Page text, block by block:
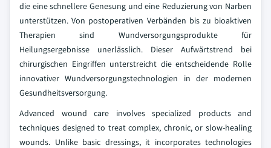
die eine schnellere Genesung und eine Reduzierung von Narben
unterstützen. Von postoperativen Verbänden bis zu bioaktiven
Therapien sind Wundversorgungsprodukte für
Heilungsergebnisse unerlässlich. Dieser Aufwärtstrend bei
chirurgischen Eingriffen unterstreicht die entscheidende Rolle
innovativer Wundversorgungstechnologien in der modernen
Gesundheitsversorgung.
Advanced wound care involves specialized products and
techniques designed to treat complex, chronic, or slow-healing
wounds. Unlike basic dressings, it incorporates technologies